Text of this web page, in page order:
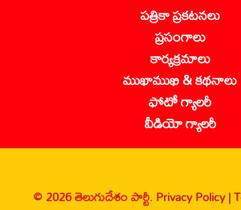
పత్రికా ప్రకటనలు
ప్రసంగాలు
కార్యక్రమాలు
ముఖాముఖి & కథనాలు
ఫోటో గ్యాలరీ
వీడియో గ్యాలరీ
© 2026 తెలుగుదేశం పార్టీ.Privacy Policy |